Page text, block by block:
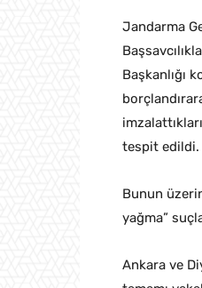
Jandarma
Başkanlığı
tespit edildi.
Bunun
yağma”
Ankara ve